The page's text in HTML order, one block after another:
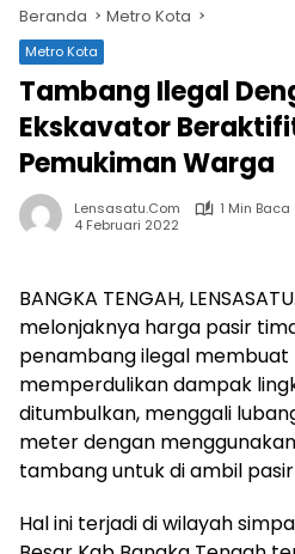
Beranda Metro Kota
Metro Kota
Tambang Ilegal
Ekskavator
Pemukiman Warga
Lensasatu.com
1 Min Baca
4 Februari 2022
BANGKA TENGAH,
melonjaknya harga pasir
penambang ilegal
memperdulikan dampak
ditumbulkan, menggali
meter dengan
tambang untuk di ambil
Hal ini terjadi di wilayah